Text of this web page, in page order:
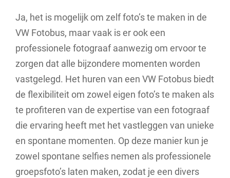
Ja, het is mogelijk om zelf foto’s te maken in de
VW Fotobus, maar vaak is er ook een
professionele fotograaf aanwezig om ervoor te
zorgen dat alle bijzondere momenten worden
vastgelegd. Het huren van een VW Fotobus biedt
de flexibiliteit om zowel eigen foto’s te maken als
te profiteren van de expertise van een fotograaf
die ervaring heeft met het vastleggen van unieke
en spontane momenten. Op deze manier kun je
zowel spontane selfies nemen als professionele
groepsfoto’s laten maken, zodat je een divers